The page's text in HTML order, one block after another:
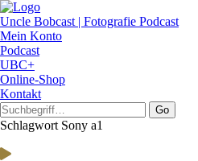
Uncle Bobcast | Fotografie Podcast
Mein Konto
Podcast
UBC+
Online-Shop
Kontakt
Go
Schlagwort Sony a1